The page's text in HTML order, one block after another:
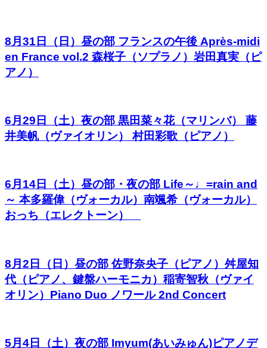
8月31日（日）昼の部 フランスの午後 Après-midi
en France vol.2 森桜子（ソプラノ）岩田真実（ピ
アノ）
6月29日（土）夜の部 黒田菜々花（マリンバ） 藤
井美帆（ヴァイオリン） 村田彩歌（ピアノ）
6月14日（土）昼の部・夜の部 Life～♩=rain and
～ 本多羅偉（ヴォーカル）南颯希（ヴォーカル）
おっち（エレクトーン）
8月2日（日）昼の部 佐野奈央子（ピアノ）舛屋知
代（ピアノ、鍵盤ハーモニカ）稲寄智秋（ヴァイ
オリン）Piano Duo ノワール 2nd Concert
5月4日（土）夜の部 Imyum(あいみゅん)ピアノデ